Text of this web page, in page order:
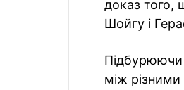
доказ того,
Шойгу і
Підбурюючи
між різними